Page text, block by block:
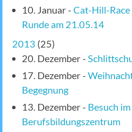
10. Januar - Cat-Hill-
Runde am 21.05.14
2013 (25)
20. Dezember -
17. Dezember -
Begegnung
13. Dezember - Besuch im
Berufsbildungszentrum